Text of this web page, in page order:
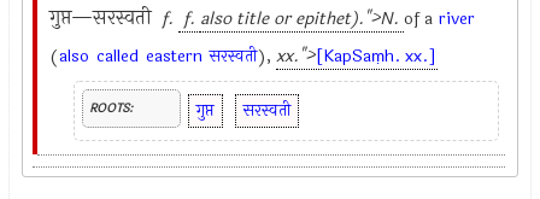
गुप्त—सरस्वती f. f. also title or epithet).">N. of a river
(also called eastern सरस्वती),xx.">[KapSaṃh. xx.]
ROOTS: गुप्त सरस्वती